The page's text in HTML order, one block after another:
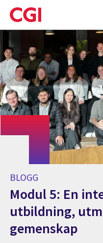
Skip
to
main
content
BLOGG
Modul 5: En
utbildning,
gemenskap